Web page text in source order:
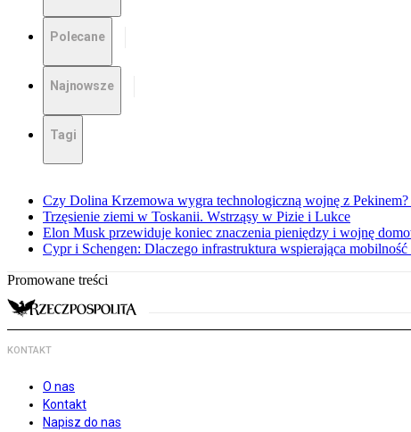
Polecane
Najnowsze
Tagi
Czy Dolina Krzemowa wygra technologiczną wojnę z
Trzęsienie ziemi w Toskanii. Wstrząsy w Pizie i Lukce
Elon Musk przewiduje koniec znaczenia pieniędzy i wojnę
Cypr i Schengen: Dlaczego infrastruktura wspierająca mobilność
Promowane treści
KONTAKT
O nas
Kontakt
Napisz do nas